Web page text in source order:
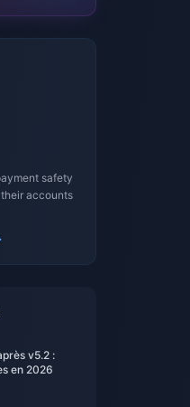
safety
accounts
v5.2 :
en 2026